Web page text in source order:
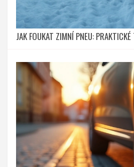
JAK FOUKAT ZIMNÍ PNEU: